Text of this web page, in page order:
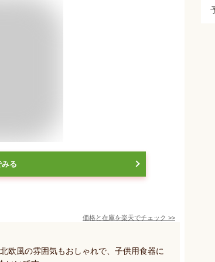
る
価格と在庫を楽天でチェック >>
欧風の雰囲気もおしゃれで、子供用食器に